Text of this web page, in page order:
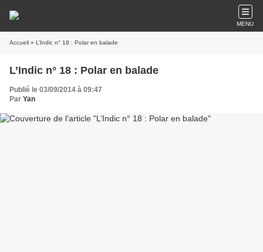
MENU
Accueil » L’Indic n° 18 : Polar en balade
L’Indic n° 18 : Polar en balade
Publié le 03/09/2014 à 09:47
Par Yan